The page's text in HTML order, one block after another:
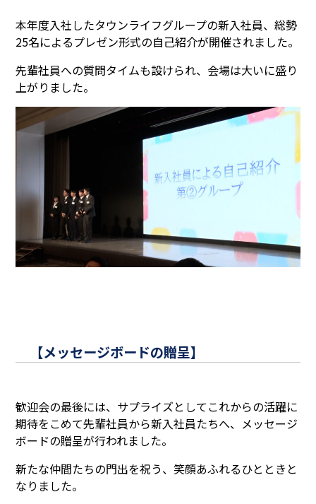
本年度入社したタウンライフグループの新入社員、総勢
25名によるプレゼン形式の自己紹介が開催されました。
先輩社員への質問タイムも設けられ、会場は大いに盛り
上がりました。
【メッセージボードの贈呈】
歓迎会の最後には、サプライズとしてこれからの活躍に
期待をこめて先輩社員から新入社員たちへ、メッセージ
ボードの贈呈が行われました。
新たな仲間たちの門出を祝う、笑顔あふれるひとときと
なりました。